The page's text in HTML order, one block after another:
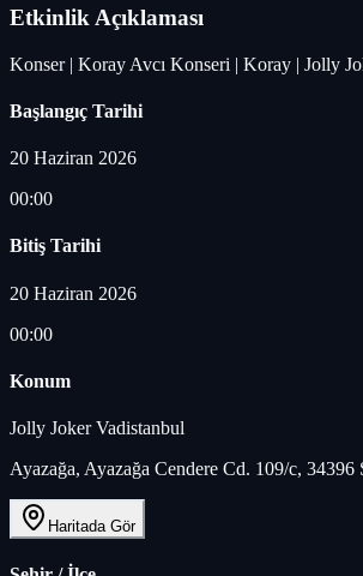
Etkinlik Açıklaması
Konser | Koray Avcı Konseri | Koray | Jolly
Başlangıç Tarihi
20 Haziran 2026
00:00
Bitiş Tarihi
20 Haziran 2026
00:00
Konum
Jolly Joker Vadistanbul
Ayazağa, Ayazağa Cendere Cd. 109/c, 34396
Haritada Gör